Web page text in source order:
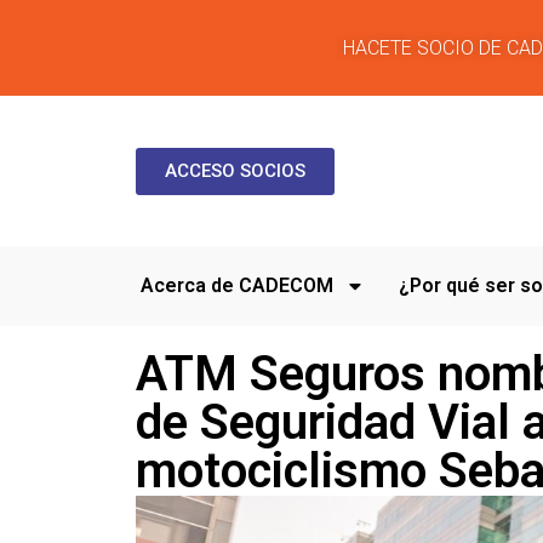
HACETE SOCIO DE
ACCESO SOCIOS
Acerca de CADECOM ¿Por qué ser
ATM Seguros
de Seguridad Vial
motociclismo